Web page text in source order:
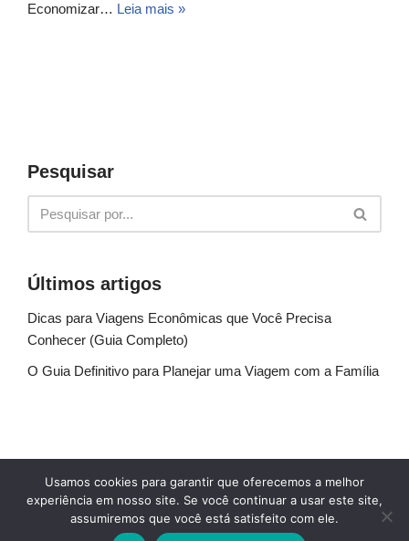
Economizar… Leia mais »
Pesquisar
Últimos artigos
Dicas para Viagens Econômicas que Você Precisa
Conhecer (Guia Completo)
O Guia Definitivo para Planejar uma Viagem com a Família
Sobre Nós Fale conosco
Política de Privacidade
Termos de uso
Glossário Blog
© Explore Destinos - TODOS OS DIREITOS
Usamos cookies para garantir que oferecemos a melhor
experiência em nosso site. Se você continuar a usar este site,
assumiremos que você está satisfeito com ele.